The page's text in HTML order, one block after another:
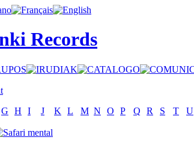
Records
G H I J K L M N O P Q R S T U